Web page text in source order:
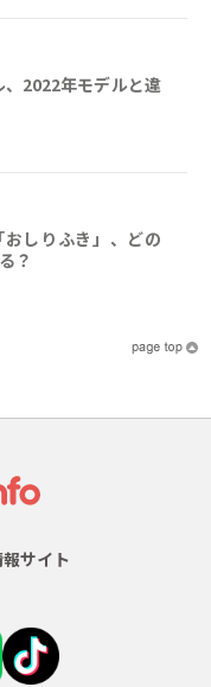
2022年モデルと違
しりふき」、どの
？
サイト